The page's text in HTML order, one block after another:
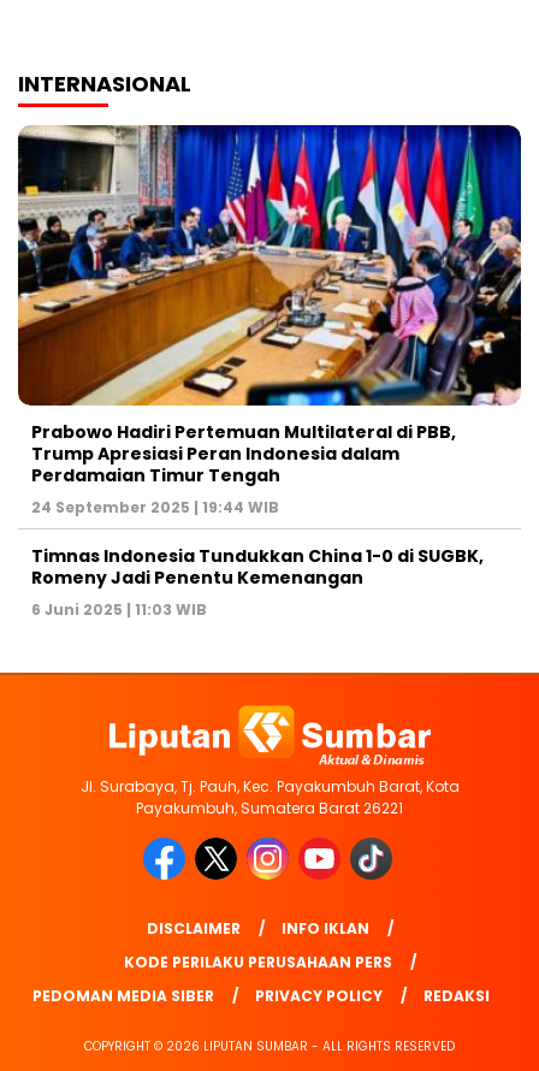
INTERNASIONAL
Prabowo Hadiri Pertemuan Multilateral di PBB,
Trump Apresiasi Peran Indonesia dalam
Perdamaian Timur Tengah
24 September 2025 | 19:44 WIB
Timnas Indonesia Tundukkan China 1-0 di SUGBK,
Romeny Jadi Penentu Kemenangan
6 Juni 2025 | 11:03 WIB
Jl. Surabaya, Tj. Pauh, Kec. Payakumbuh Barat, Kota
Payakumbuh, Sumatera Barat 26221
DISCLAIMER
INFO IKLAN
KODE PERILAKU PERUSAHAAN PERS
PEDOMAN MEDIA SIBER
PRIVACY POLICY REDAKSI
COPYRIGHT © 2026 LIPUTAN SUMBAR - ALL RIGHTS RESERVED